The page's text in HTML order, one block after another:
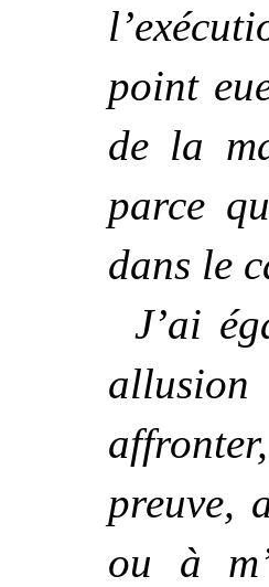
point
de la
parce
dans le
J’ai
preuve,
ou à